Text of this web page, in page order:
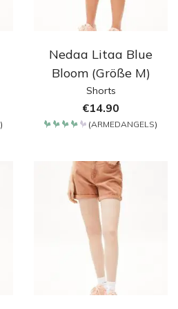
)
Nedaa Litaa Blue
Bloom (Größe M)
Shorts
€14.90
(ARMEDANGELS)